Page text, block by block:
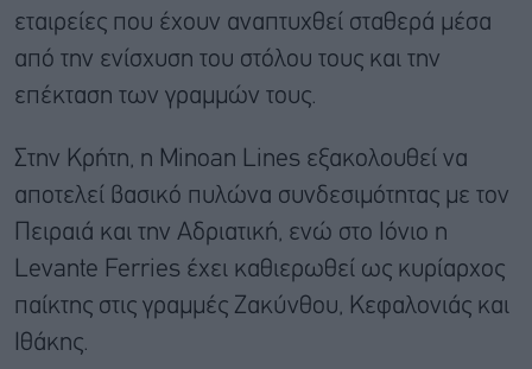
εταιρείες που έχουν αναπτυχθεί σταθερά μέσα
από την ενίσχυση του στόλου τους και την
επέκταση των γραμμών τους.
Στην Κρήτη, η Minoan Lines εξακολουθεί να
αποτελεί βασικό πυλώνα συνδεσιμότητας με τον
Πειραιά και την Αδριατική, ενώ στο Ιόνιο η
Levante Ferries έχει καθιερωθεί ως κυρίαρχος
παίκτης στις γραμμές Ζακύνθου, Κεφαλονιάς και
Ιθάκης.